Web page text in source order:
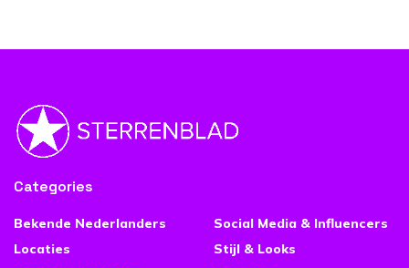
Categories
Bekende Nederlanders
Locaties
Social Media & Influencers
Stijl & Looks